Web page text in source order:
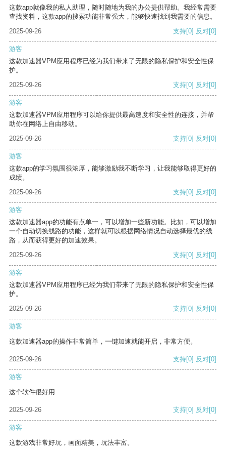
这款app就像我的私人助理，随时随地为我的办公提供帮助。我经常需要
查找资料，这款app的搜索功能非常强大，能够快速找到我需要的信息。
2025-09-26
支持[0] 反对[0]
游客
这款加速器VPM应用程序已经为我们带来了无限的隐私保护和安全性保
护。
2025-09-26
支持[0] 反对[0]
游客
这款加速器VPM应用程序可以给你提供最高速度和安全性的连接，并帮
助你在网络上自由移动。
2025-09-26
支持[0] 反对[0]
游客
这款app的学习氛围很浓厚，能够激励我不断学习，让我能够取得更好的
成绩。
2025-09-26
支持[0] 反对[0]
游客
这款加速器app的功能有点单一，可以增加一些新功能。比如，可以增加
一个自动切换线路的功能，这样就可以根据网络情况自动选择最优的线
路，从而获得更好的加速效果。
2025-09-26
支持[0] 反对[0]
游客
这款加速器VPM应用程序已经为我们带来了无限的隐私保护和安全性保
护。
2025-09-26
支持[0] 反对[0]
游客
这款加速器app的操作非常简单，一键加速就能开启，非常方便。
2025-09-26 支持[0] 反对[0]
游客
这个软件很好用
2025-09-26 支持[0] 反对[0]
游客
这款游戏非常好玩，画面精美，玩法丰富。